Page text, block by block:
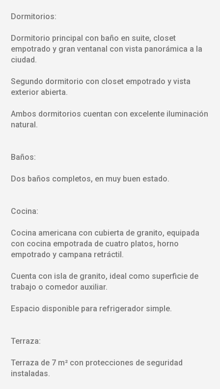
Dormitorios:
Dormitorio principal con baño en suite, closet
empotrado y gran ventanal con vista panorámica a la
ciudad.
Segundo dormitorio con closet empotrado y vista
exterior abierta.
Ambos dormitorios cuentan con excelente iluminación
natural.
Baños:
Dos baños completos, en muy buen estado.
Cocina:
Cocina americana con cubierta de granito, equipada
con cocina empotrada de cuatro platos, horno
empotrado y campana retráctil.
Cuenta con isla de granito, ideal como superficie de
trabajo o comedor auxiliar.
Espacio disponible para refrigerador simple.
Terraza:
Terraza de 7 m² con protecciones de seguridad
instaladas.